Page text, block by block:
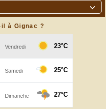

il à Gignac ?